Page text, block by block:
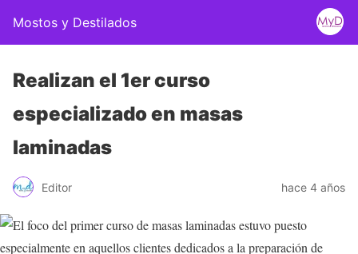
Mostos y Destilados
Realizan el 1er curso
especializado en masas
laminadas
Editor hace 4 años